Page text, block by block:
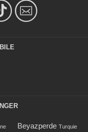
Beyazperde Turquie